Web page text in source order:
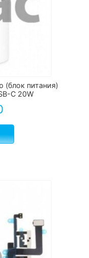
(блок питания)
C 20W